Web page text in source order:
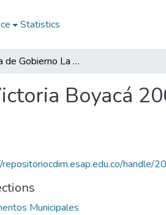
Statistics
Programa de Gobierno La Victoria Boyacá 2008 - 2011: PG La Victoria Boyacá 2008 - 2011
Boyacá
handle/
Municipales